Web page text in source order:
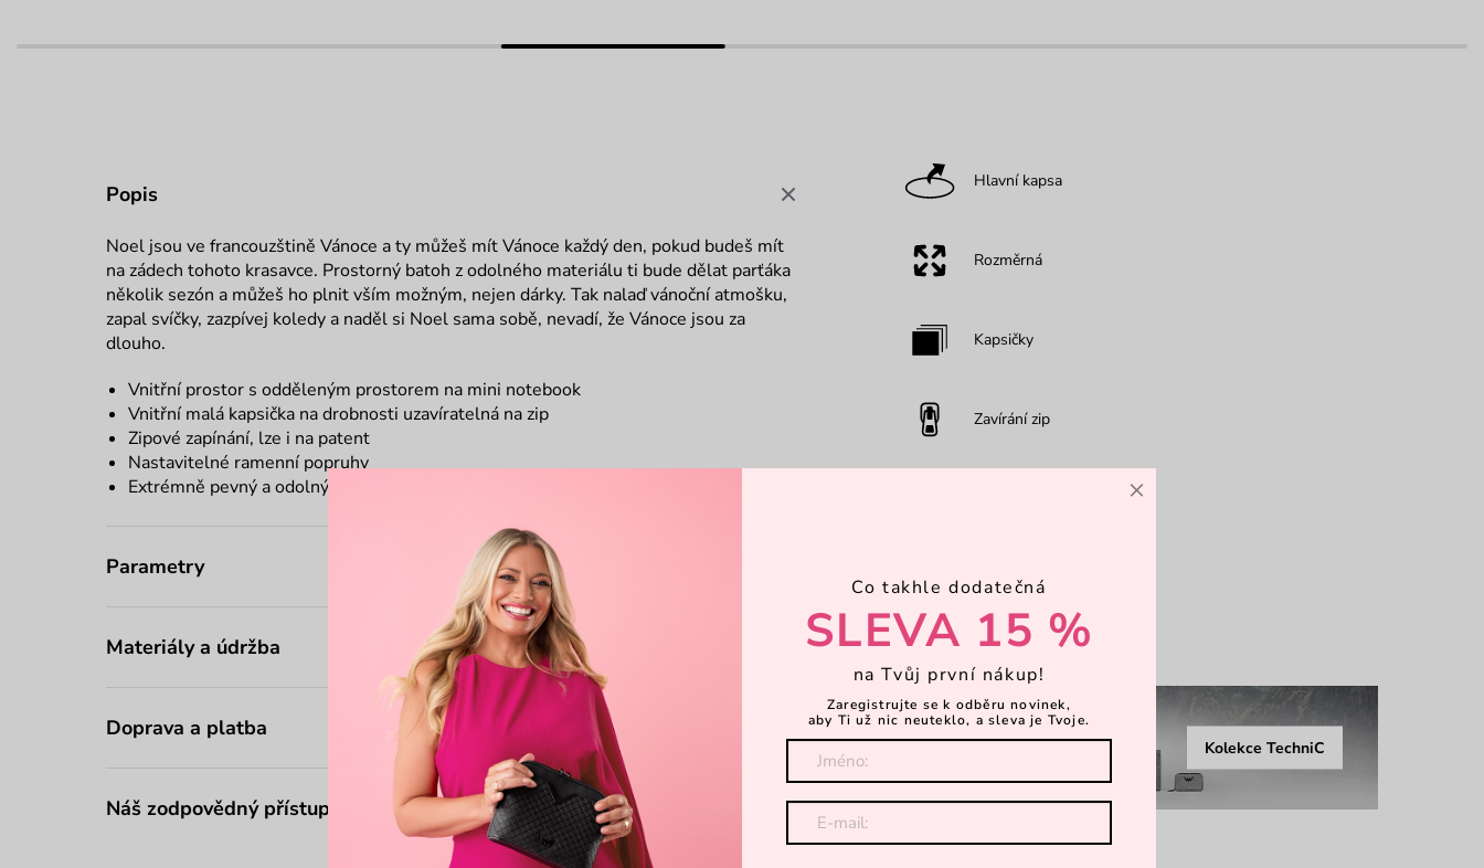
Popis
Noel jsou ve francouzštině Vánoce a ty můžeš mít Vánoce každý den, pokud budeš mít
na zádech tohoto krasavce. Prostorný batoh z odolného materiálu ti bude dělat parťáka
několik sezón a můžeš ho plnit vším možným, nejen dárky. Tak nalaď vánoční atmošku,
zapal svíčky, zazpívej koledy a naděl si Noel sama sobě, nevadí, že Vánoce jsou za
dlouho.
Vnitřní prostor s odděleným prostorem na mini notebook
Vnitřní malá kapsička na drobnosti uzavíratelná na zip
Zipové zapínání, lze i na patent
Nastavitelné ramenní popruhy
Extrémně pevný a odolný materiál
Parametry
Materiály a údržba
Doprava a platba
Náš zodpovědný přístup
Hlavní kapsa
Rozměrná
Kapsičky
Zavírání zip
Objem
Objevte více
Kolekce TechniC
×
Co takhle dodatečná
SLEVA 15 %
na Tvůj první nákup!
Zaregistrujte se k odběru novinek,
aby Ti už nic neuteklo, a sleva je Tvoje.